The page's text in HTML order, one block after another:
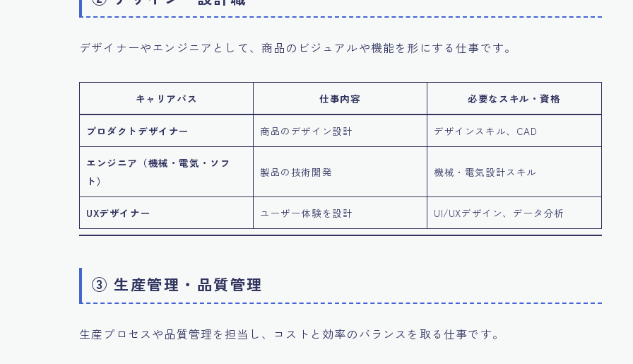
デザイナーやエンジニアとして、商品のビジュアルや機能を形にする仕事です。
キャリアパス 仕事内容 必要なスキル・資格
プロダクトデザイナー 商品のデザイン設計 デザインスキル、CAD
エンジニア（機械・電気・ソフ
ト）
製品の技術開発 機械・電気設計スキル
UXデザイナー ユーザー体験を設計 UI/UXデザイン、データ分析
③ 生産管理・品質管理
生産プロセスや品質管理を担当し、コストと効率のバランスを取る仕事です。